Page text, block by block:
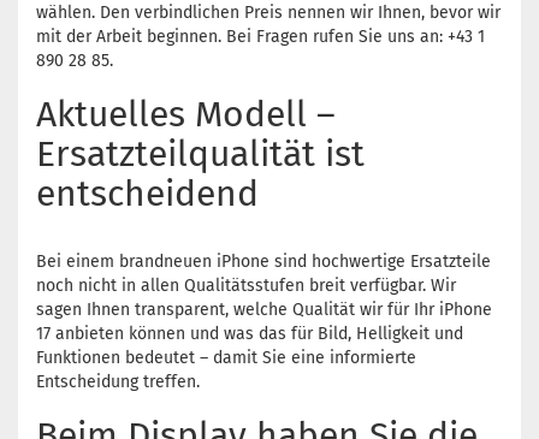
wählen. Den verbindlichen Preis nennen wir Ihnen, bevor wir
mit der Arbeit beginnen. Bei Fragen rufen Sie uns an: +43 1
890 28 85.
Aktuelles Modell –
Ersatzteilqualität ist
entscheidend
Bei einem brandneuen iPhone sind hochwertige Ersatzteile
noch nicht in allen Qualitätsstufen breit verfügbar. Wir
sagen Ihnen transparent, welche Qualität wir für Ihr iPhone
17 anbieten können und was das für Bild, Helligkeit und
Funktionen bedeutet – damit Sie eine informierte
Entscheidung treffen.